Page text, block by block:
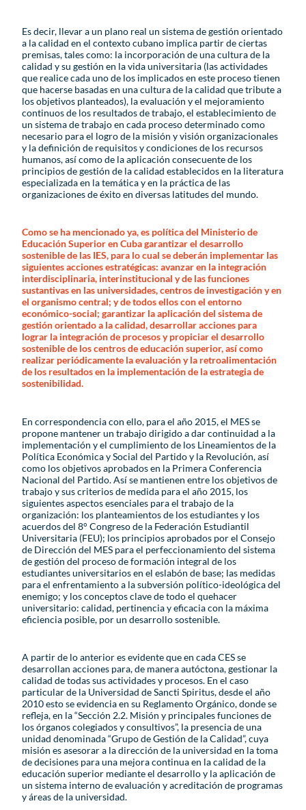
Es decir, llevar a un plano real un sistema de gestión orientado
a la calidad en el contexto cubano implica partir de ciertas
premisas, tales como: la incorporación de una cultura de la
calidad y su gestión en la vida universitaria (las actividades
que realice cada uno de los implicados en este proceso tienen
que hacerse basadas en una cultura de la calidad que tribute a
los objetivos planteados), la evaluación y el mejoramiento
continuos de los resultados de trabajo, el establecimiento de
un sistema de trabajo en cada proceso determinado como
necesario para el logro de la misión y visión organizacionales
y la definición de requisitos y condiciones de los recursos
humanos, así como de la aplicación consecuente de los
principios de gestión de la calidad establecidos en la literatura
especializada en la temática y en la práctica de las
organizaciones de éxito en diversas latitudes del mundo.
Como se ha mencionado ya, es política del Ministerio de
Educación Superior en Cuba garantizar el desarrollo
sostenible de las IES, para lo cual se deberán implementar las
siguientes acciones estratégicas: avanzar en la integración
interdisciplinaria, interinstitucional y de las funciones
sustantivas en las universidades, centros de investigación y en
el organismo central; y de todos ellos con el entorno
económico-social; garantizar la aplicación del sistema de
gestión orientado a la calidad, desarrollar acciones para
lograr la integración de procesos y propiciar el desarrollo
sostenible de los centros de educación superior, así como
realizar periódicamente la evaluación y la retroalimentación
de los resultados en la implementación de la estrategia de
sostenibilidad.
En correspondencia con ello, para el año 2015, el MES se
propone mantener un trabajo dirigido a dar continuidad a la
implementación y el cumplimiento de los Lineamientos de la
Política Económica y Social del Partido y la Revolución, así
como los objetivos aprobados en la Primera Conferencia
Nacional del Partido. Así se mantienen entre los objetivos de
trabajo y sus criterios de medida para el año 2015, los
siguientes aspectos esenciales para el trabajo de la
organización: los planteamientos de los estudiantes y los
acuerdos del 8° Congreso de la Federación Estudiantil
Universitaria (FEU); los principios aprobados por el Consejo
de Dirección del MES para el perfeccionamiento del sistema
de gestión del proceso de formación integral de los
estudiantes universitarios en el eslabón de base; las medidas
para el enfrentamiento a la subversión político-ideológica del
enemigo; y los conceptos clave de todo el quehacer
universitario: calidad, pertinencia y eficacia con la máxima
eficiencia posible, por un desarrollo sostenible.
A partir de lo anterior es evidente que en cada CES se
desarrollan acciones para, de manera autóctona, gestionar la
calidad de todas sus actividades y procesos. En el caso
particular de la Universidad de Sancti Spiritus, desde el año
2010 esto se evidencia en su Reglamento Orgánico, donde se
refleja, en la “Sección 2.2. Misión y principales funciones de
los órganos colegiados y consultivos”, la presencia de una
unidad denominada “Grupo de Gestión de la Calidad”, cuya
misión es asesorar a la dirección de la universidad en la toma
de decisiones para una mejora continua en la calidad de la
educación superior mediante el desarrollo y la aplicación de
un sistema interno de evaluación y acreditación de programas
y áreas de la universidad.